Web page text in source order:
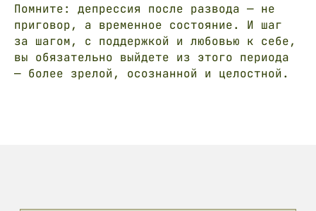
Помните: депрессия после развода — не
приговор, а временное состояние. И шаг
за шагом, с поддержкой и любовью к себе,
вы обязательно выйдете из этого периода
— более зрелой, осознанной и целостной.